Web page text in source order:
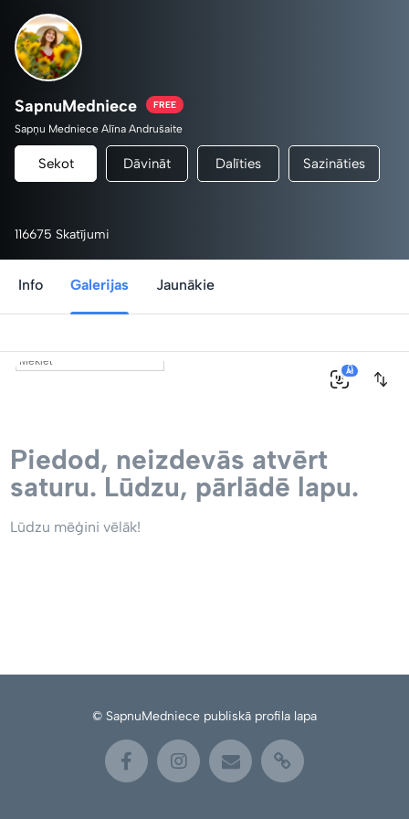
SapnuMedniece FREE
Sapņu Medniece Alīna Andrušaite
Sekot Dāvināt Dalīties Sazināties
116675 Skatījumi
Info Galerijas Jaunākie
0
AI
Piedod, neizdevās atvērt
saturu. Lūdzu, pārlādē lapu.
Lūdzu mēģini vēlāk!
© SapnuMedniece publiskā profila lapa